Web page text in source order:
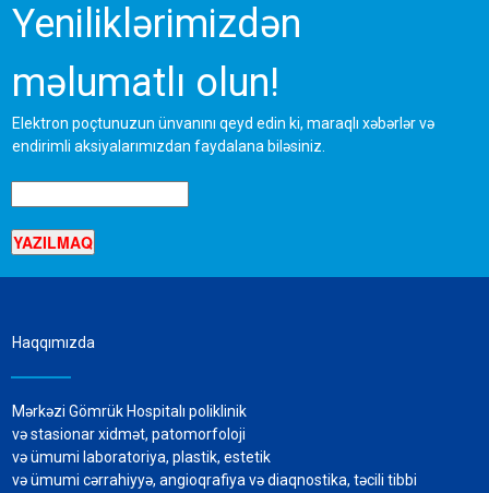
Yeniliklərimizdən
məlumatlı olun!
Elektron poçtunuzun ünvanını qeyd edin ki, maraqlı xəbərlər və
endirimli aksiyalarımızdan faydalana biləsiniz.
Haqqımızda
Mərkəzi Gömrük Hospitalı poliklinik
və stasionar xidmət, patomorfoloji
və ümumi laboratoriya, plastik, estetik
və ümumi cərrahiyyə, angioqrafiya və diaqnostika, təcili tibbi